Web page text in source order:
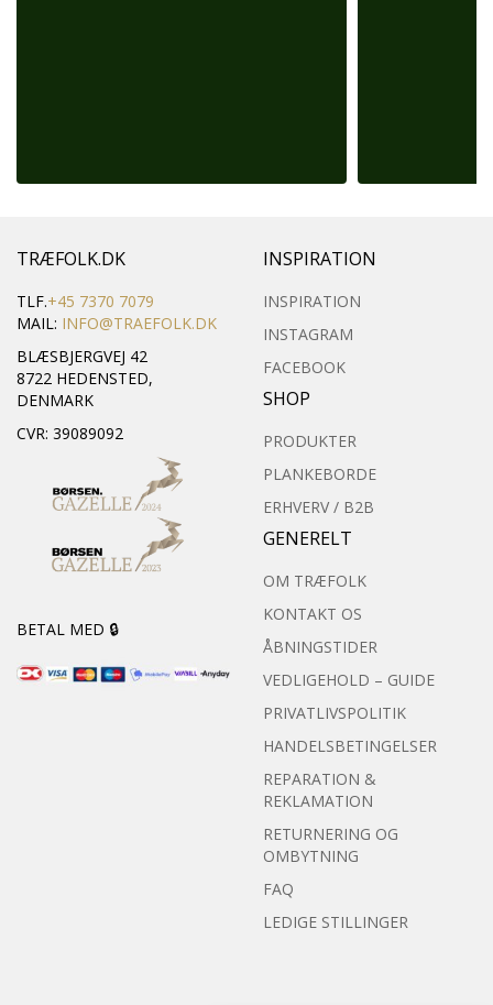
TRÆFOLK.DK
TLF.+45 7370 7079
MAIL: INFO@TRAEFOLK.DK
BLÆSBJERGVEJ 42
8722 HEDENSTED,
DENMARK
CVR: 39089092
BETAL MED 🔒
INSPIRATION
INSPIRATION
INSTAGRAM
FACEBOOK
SHOP
PRODUKTER
PLANKEBORDE
ERHVERV / B2B
GENERELT
OM TRÆFOLK
KONTAKT OS
ÅBNINGSTIDER
VEDLIGEHOLD – GUIDE
PRIVATLIVSPOLITIK
HANDELSBETINGELSER
REPARATION &
REKLAMATION
RETURNERING OG
OMBYTNING
FAQ
LEDIGE STILLINGER